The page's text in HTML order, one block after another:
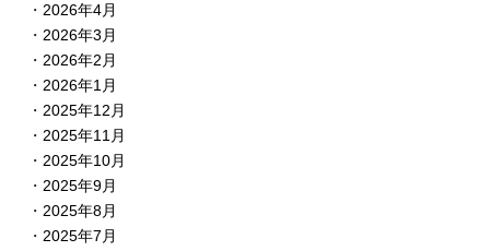
2026年4月
2026年3月
2026年2月
2026年1月
2025年12月
2025年11月
2025年10月
2025年9月
2025年8月
2025年7月